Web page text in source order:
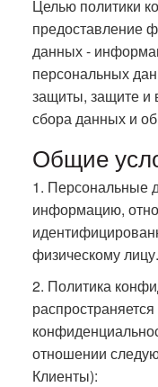
Целью политики
предоставление
данных -
персональных
защиты, защите и
сбора данных и
Общие
1. Персональные
информацию,
физическому лицу.
2. Политика
отношении
Клиенты):